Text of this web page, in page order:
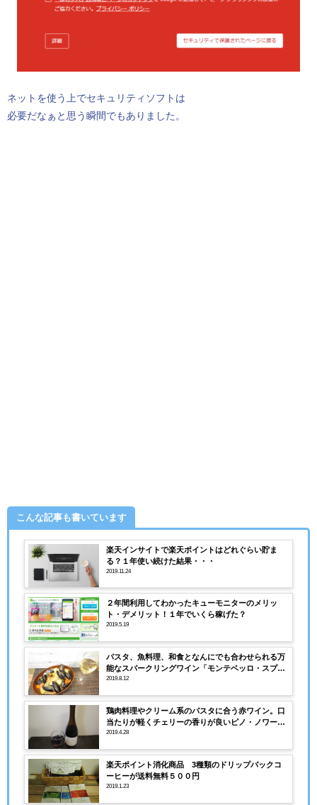
ネットを使う上でセキュリティソフトは
必要だなぁと思う瞬間でもありました。
こんな記事も書いています
楽天インサイトで楽天ポイントはどれぐらい貯ま
る？１年使い続けた結果・・・
2019.11.24
２年間利用してわかったキューモニターのメリッ
ト・デメリット！１年でいくら稼げた？
2019.5.19
パスタ、魚料理、和食となんにでも合わせられる万
能なスパークリングワイン「モンテベッロ・スプマ
ンテ・ビアンコ」
2019.8.12
鶏肉料理やクリーム系のパスタに合う赤ワイン。口
当たりが軽くチェリーの香りが良いピノ・ノワール
のコノスル赤ワイン
2019.4.28
楽天ポイント消化商品 3種類のドリップバックコ
ーヒーが送料無料５００円
2019.1.23